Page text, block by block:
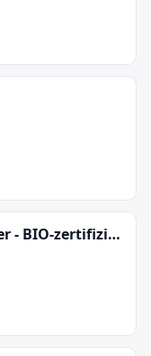
Hotel & Restaurant Adler - BIO-zertifiziert